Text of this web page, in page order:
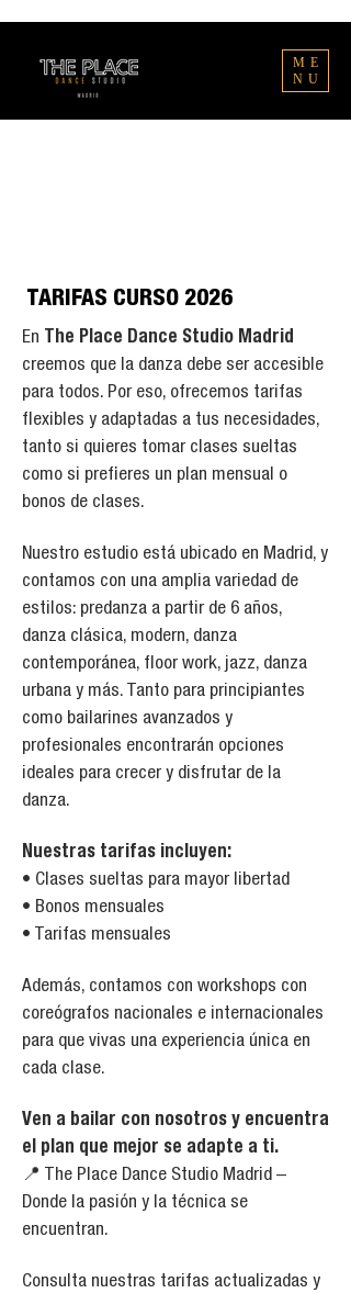
ME
NU
TARIFAS CURSO 2026
En The Place Dance Studio Madrid
creemos que la danza debe ser accesible
para todos. Por eso, ofrecemos tarifas
flexibles y adaptadas a tus necesidades,
tanto si quieres tomar clases sueltas
como si prefieres un plan mensual o
bonos de clases.
Nuestro estudio está ubicado en Madrid, y
contamos con una amplia variedad de
estilos: predanza a partir de 6 años,
danza clásica, modern, danza
contemporánea, floor work, jazz, danza
urbana y más. Tanto para principiantes
como bailarines avanzados y
profesionales encontrarán opciones
ideales para crecer y disfrutar de la
danza.
Nuestras tarifas incluyen:
• Clases sueltas para mayor libertad
• Bonos mensuales
• Tarifas mensuales
Además, contamos con workshops con
coreógrafos nacionales e internacionales
para que vivas una experiencia única en
cada clase.
Ven a bailar con nosotros y encuentra
el plan que mejor se adapte a ti.
📍 The Place Dance Studio Madrid –
Donde la pasión y la técnica se
encuentran.
Consulta nuestras tarifas actualizadas y